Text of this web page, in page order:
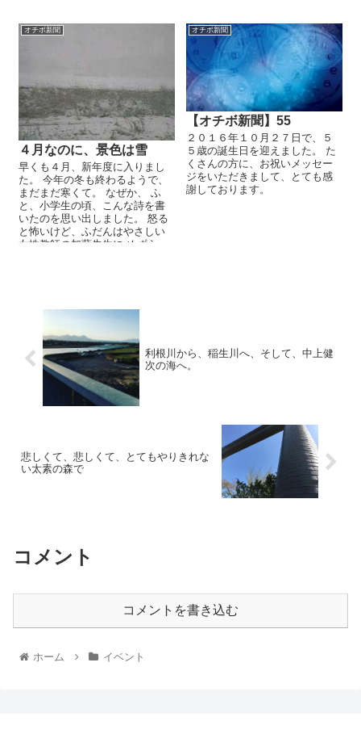
オチボ新聞
４月なのに、景色は雪
早くも４月、新年度に入りまし
た。 今年の冬も終わるようで、
まだまだ寒くて。 なぜか、 ふ
と、小学生の頃、こんな詩を書
いたのを思い出しました。 怒る
と怖いけど、ふだんはやさしい
女性教師の加藤先生に めずら...
オチボ新聞
【オチボ新聞】55
２０１６年１０月２７日で、５
５歳の誕生日を迎えました。 た
くさんの方に、お祝いメッセー
ジをいただきまして、とても感
謝しております。
利根川から、稲生川へ、そして、中上健
次の海へ。
悲しくて、悲しくて、とてもやりきれな
い太素の森で
コメント
コメントを書き込む
ホーム イベント